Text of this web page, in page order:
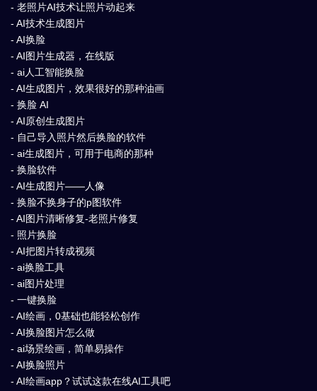
- 老照片AI技术让照片动起来
- AI技术生成图片
- AI换脸
- AI图片生成器，在线版
- ai人工智能换脸
- AI生成图片，效果很好的那种油画
- 换脸 AI
- AI原创生成图片
- 自己导入照片然后换脸的软件
- ai生成图片，可用于电商的那种
- 换脸软件
- AI生成图片——人像
- 换脸不换身子的p图软件
- AI图片清晰修复-老照片修复
- 照片换脸
- AI把图片转成视频
- ai换脸工具
- ai图片处理
- 一键换脸
- AI绘画，0基础也能轻松创作
- AI换脸图片怎么做
- ai场景绘画，简单易操作
- AI换脸照片
- AI绘画app？试试这款在线AI工具吧